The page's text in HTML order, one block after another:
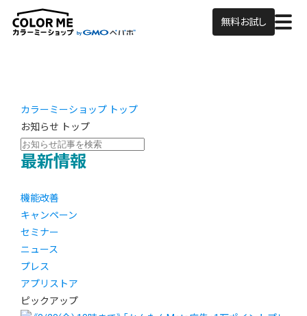
無料お試し
カラーミーショップ トップ
お知らせ トップ
最新情報
機能改善
キャンペーン
セミナー
ニュース
プレス
アプリストア
ピックアップ